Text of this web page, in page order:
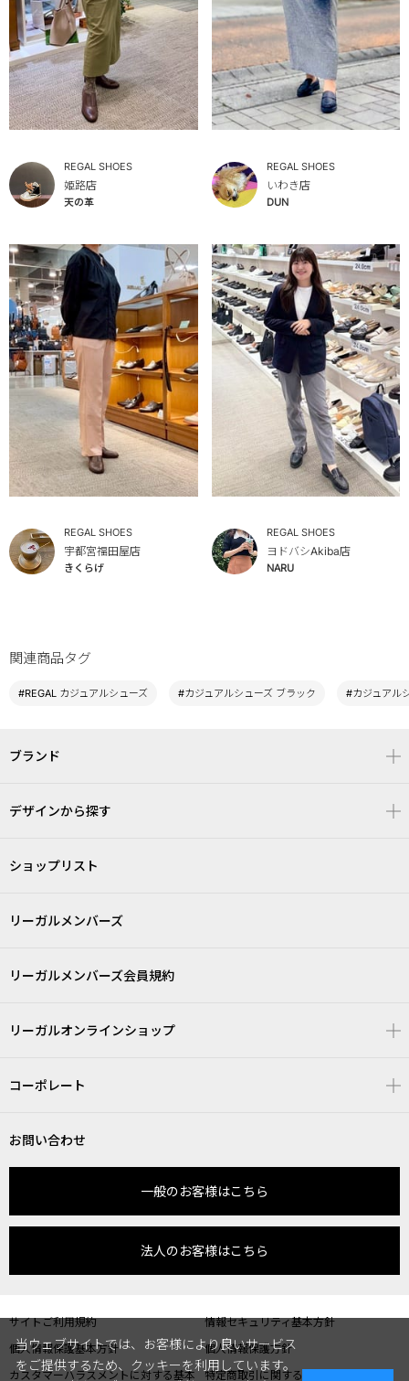
REGAL SHOES
姫路店
天の革
REGAL SHOES
いわき店
DUN
REGAL SHOES
宇都宮福田屋店
きくらげ
REGAL SHOES
ヨドバシAkiba店
NARU
関連商品タグ
#REGAL カジュアルシューズ #カジュアルシューズ ブラック #カジュアル
ブランド
デザインから探す
ショップリスト
リーガルメンバーズ
リーガルメンバーズ会員規約
リーガルオンラインショップ
コーポレート
お問い合わせ
一般のお客様はこちら
法人のお客様はこちら
サイトご利用規約
情報セキュリティ基本方針
個人情報保護基本方針
個人情報保護方針
カスタマーハラスメントに対する基本
特定商取引に関する表記
当ウェブサイトでは、お客様により良いサービス
をご提供するため、クッキーを利用しています。